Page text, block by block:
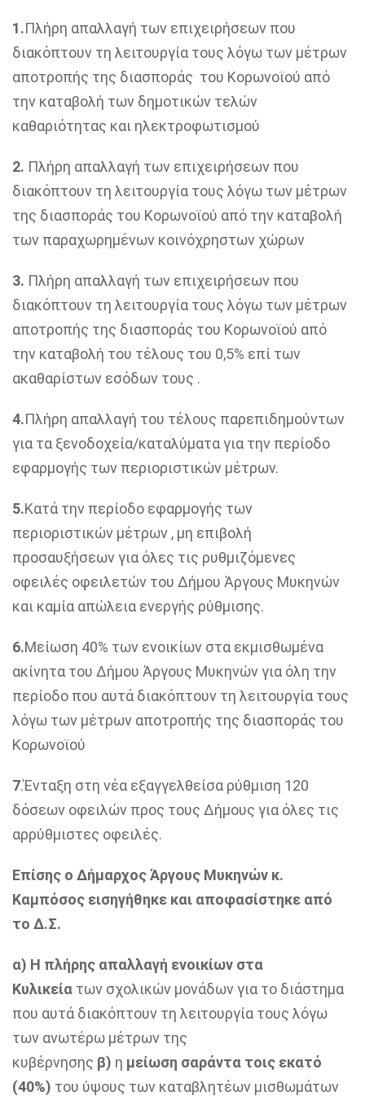
1.Πλήρη απαλλαγή των επιχειρήσεων που
διακόπτουν τη λειτουργία τους λόγω των μέτρων
αποτροπής της διασποράς του Κορωνοϊού από
την καταβολή των δημοτικών τελών
καθαριότητας και ηλεκτροφωτισμού
2. Πλήρη απαλλαγή των επιχειρήσεων που
διακόπτουν τη λειτουργία τους λόγω των μέτρων
της διασποράς του Κορωνοϊού από την καταβολή
των παραχωρημένων κοινόχρηστων χώρων
3. Πλήρη απαλλαγή των επιχειρήσεων που
διακόπτουν τη λειτουργία τους λόγω των μέτρων
αποτροπής της διασποράς του Κορωνοϊού από
την καταβολή του τέλους του 0,5% επί των
ακαθαρίστων εσόδων τους .
4.Πλήρη απαλλαγή του τέλους παρεπιδημούντων
για τα ξενοδοχεία/καταλύματα για την περίοδο
εφαρμογής των περιοριστικών μέτρων.
5.Κατά την περίοδο εφαρμογής των
περιοριστικών μέτρων , μη επιβολή
προσαυξήσεων για όλες τις ρυθμιζόμενες
οφειλές οφειλετών του Δήμου Άργους Μυκηνών
και καμία απώλεια ενεργής ρύθμισης.
6.Μείωση 40% των ενοικίων στα εκμισθωμένα
ακίνητα του Δήμου Άργους Μυκηνών για όλη την
περίοδο που αυτά διακόπτουν τη λειτουργία τους
λόγω των μέτρων αποτροπής της διασποράς του
Κορωνοϊού
7.Ένταξη στη νέα εξαγγελθείσα ρύθμιση 120
δόσεων οφειλών προς τους Δήμους για όλες τις
αρρύθμιστες οφειλές.
Επίσης ο Δήμαρχος Άργους Μυκηνών κ.
Καμπόσος εισηγήθηκε και αποφασίστηκε από
το Δ.Σ.
α) Η πλήρης απαλλαγή ενοικίων στα
Κυλικεία των σχολικών μονάδων για το διάστημα
που αυτά διακόπτουν τη λειτουργία τους λόγω
των ανωτέρω μέτρων της
κυβέρνησης β) η μείωση σαράντα τοις εκατό
(40%) του ύψους των καταβλητέων μισθωμάτων